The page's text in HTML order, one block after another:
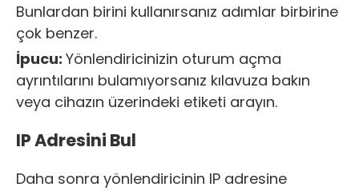
Bunlardan birini kullanırsanız adımlar birbirine
çok benzer.
İpucu: Yönlendiricinizin oturum açma
ayrıntılarını bulamıyorsanız kılavuza bakın
veya cihazın üzerindeki etiketi arayın.
IP Adresini Bul
Daha sonra yönlendiricinin IP adresine